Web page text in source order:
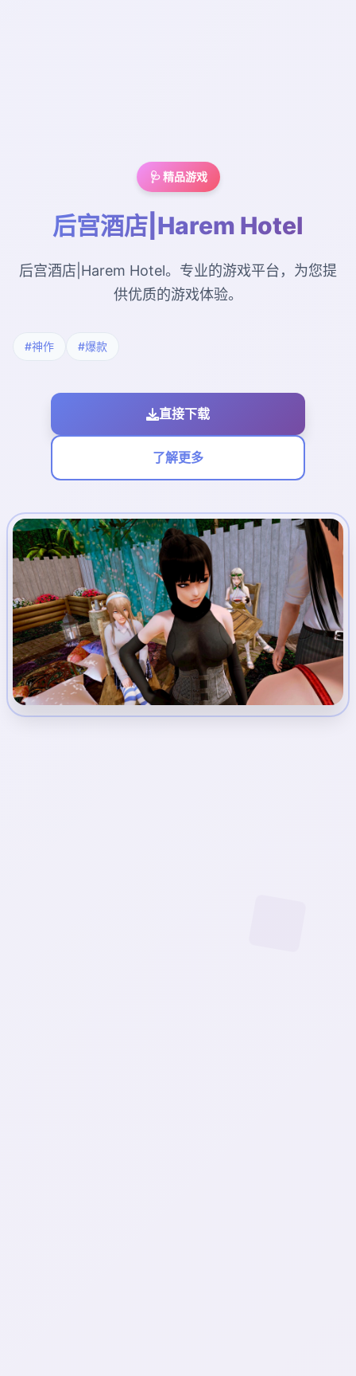
🩺 精品游戏
后宫酒店|Harem Hotel
后宫酒店|Harem Hotel。专业的游戏平台，为您提
供优质的游戏体验。
#神作 #爆款
直接下载
了解更多